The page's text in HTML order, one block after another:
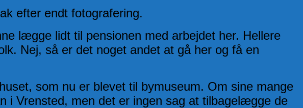
efter endt fotografering.
lægge lidt til pensionen med arbejdet her. Hellere
Nej, så er det noget andet at gå her og få en
som nu er blevet til bymuseum. Om sine mange
i Vrensted, men det er ingen sag at tilbagelægge de